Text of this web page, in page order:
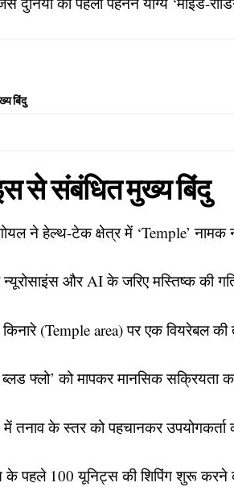
बिंदु
से संबंधित मुख्य बिंदु
ने हेल्थ-टेक क्षेत्र में ‘Temple’
और AI के जरिए मस्तिष्क की
(Temple area) पर एक वियरेबल
फ्लो’ को मापकर मानसिक सक्रियता
में तनाव के स्तर को पहचानकर
के पहले 100 यूनिट्स की शिपिंग शुरू करने